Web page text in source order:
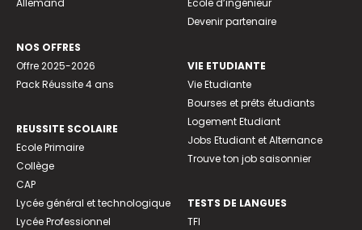
Allemand
NOS OFFRES
Offre 2025-2026
Pack Réussite 4 ans
REUSSITE SCOLAIRE
Ecole Primaire
Collège
CAP
Lycée général et technologique
Lycée Professionnel
Ecole d’ingénieur
Devenir partenaire
VIE ETUDIANTE
Vie Etudiante
Bourses et prêts étudiants
Logement Etudiant
Jobs Etudiant et Alternance
Trouve ton job saisonnier
TESTS DE LANGUES
TFI